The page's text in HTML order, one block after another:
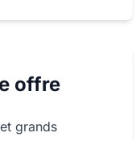
offre
grands